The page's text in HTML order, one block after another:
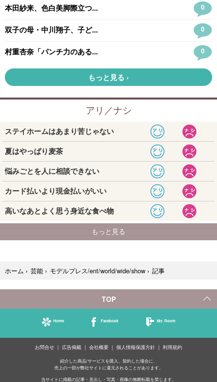
ホーム › 芸能 › モデルプレス/ent/world/wide/show › 記事
TOP
Home Facebook My Room
お問合せ 広告掲載 会社概要 個人情報保護方針 利用規約
紹介した商品/サービスを購入、契約した場合に、
売上の一部が弊社サイトに還元されることがあります。
当サイトに掲載の記事・見出し・写真・画像の無断転載を禁じます。